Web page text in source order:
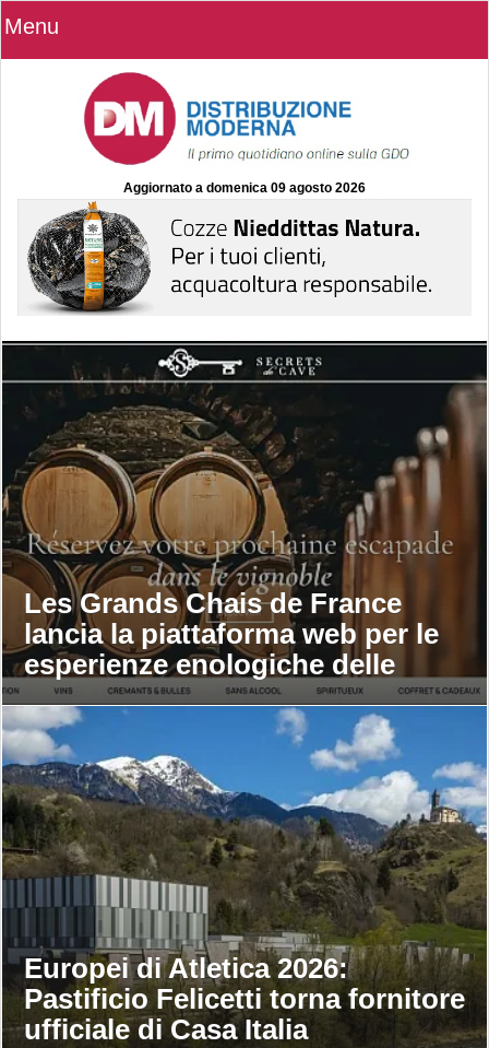
Menu
Aggiornato a domenica 09 agosto 2026
Les Grands Chais de France
lancia la piattaforma web per le
esperienze enologiche delle
maison
Europei di Atletica 2026:
Pastificio Felicetti torna fornitore
ufficiale di Casa Italia